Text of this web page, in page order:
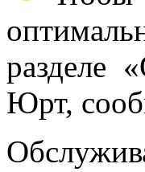
разделе
Юрт,